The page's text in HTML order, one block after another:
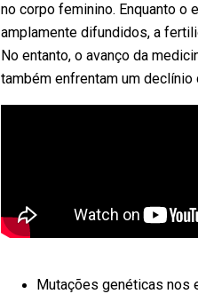
no corpo feminino. Enquanto
amplamente difundidos, a
No entanto, o avanço da
também enfrentam um
Mutações genéticas nos